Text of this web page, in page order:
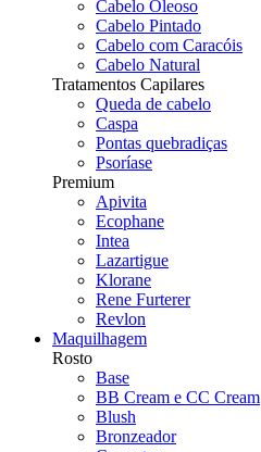
Cabelo Oleoso
Cabelo Pintado
Cabelo com Caracóis
Cabelo Natural
Tratamentos Capilares
Queda de cabelo
Caspa
Pontas quebradiças
Psoríase
Premium
Apivita
Ecophane
Intea
Lazartigue
Klorane
Rene Furterer
Revlon
Maquilhagem
Rosto
Base
BB Cream e CC Cream
Blush
Bronzeador